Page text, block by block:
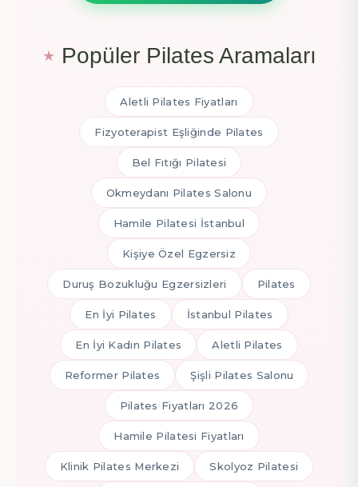
Popüler Pilates Aramaları
Aletli Pilates Fiyatları
Fizyoterapist Eşliğinde Pilates
Bel Fıtığı Pilatesi
Okmeydanı Pilates Salonu
Hamile Pilatesi İstanbul
Kişiye Özel Egzersiz
Duruş Bozukluğu Egzersizleri Pilates
En İyi Pilates İstanbul Pilates
En İyi Kadın Pilates Aletli Pilates
Reformer Pilates Şişli Pilates Salonu
Pilates Fiyatları 2026
Hamile Pilatesi Fiyatları
Klinik Pilates Merkezi Skolyoz Pilatesi